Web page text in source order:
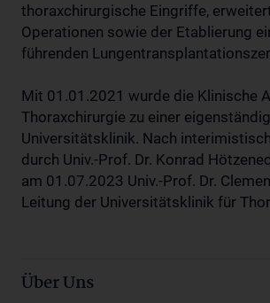
thoraxchirurgische Eingriffe,
Operationen sowie der Etablierung
führenden
Mit 01.01.2021 wurde die Klinische
Thoraxchirurgie zu einer
Universitätsklinik. Nach
durch Univ.-Prof. Dr. Konrad
am 01.07.2023 Univ.-Prof. Dr.
Leitung der Universitätsklinik für
Über Uns